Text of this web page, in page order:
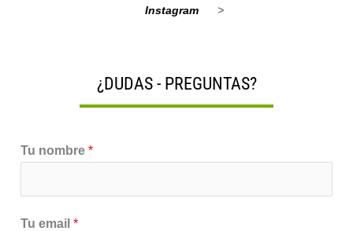
Instagram >
¿DUDAS - PREGUNTAS?
Tu nombre *
Tu email *